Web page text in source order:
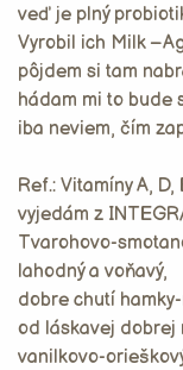
veď je plný
Vyrobil ich Milk
pôjdem si tam
hádam mi to bude
iba neviem, čím
Ref.: Vitamíny A, D,
vyjedám z
Tvarohovo-
lahodný a voňavý,
dobre chutí
od láskavej dobrej
vanilkovo-